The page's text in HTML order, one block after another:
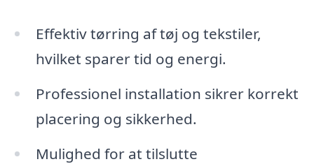
Effektiv tørring af tøj og tekstiler,
hvilket sparer tid og energi.
Professionel installation sikrer korrekt
placering og sikkerhed.
Mulighed for at tilslutte